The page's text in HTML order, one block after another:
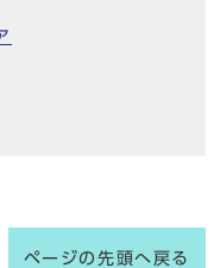
ページの先頭へ戻る